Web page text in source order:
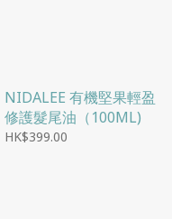
NIDALEE 有機堅果輕盈
修護髮尾油（100ML)
HK$399.00